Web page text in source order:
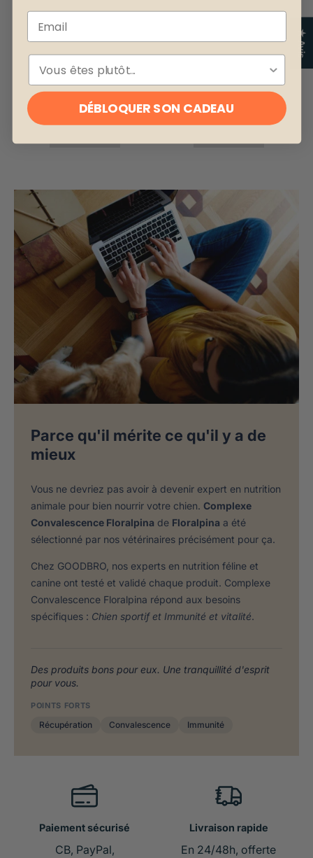
Parce qu'il mérite ce qu'il y a de
mieux
Vous ne devriez pas avoir à devenir expert en nutrition
animale pour bien nourrir votre chien. Complexe
Convalescence Floralpina de Floralpina a été
sélectionné par nos vétérinaires précisément pour ça.
Chez GOODBRO, nos experts en nutrition féline et
canine ont testé et validé chaque produit. Complexe
Convalescence Floralpina répond aux besoins
spécifiques : Chien sportif et Immunité et vitalité.
Des produits bons pour eux. Une tranquillité d'esprit
pour vous.
POINTS FORTS
Récupération Convalescence Immunité
Paiement sécurisé
CB, PayPal,
Livraison rapide
En 24/48h, offerte
★ Avis
DÉBLOQUER SON CADEAU